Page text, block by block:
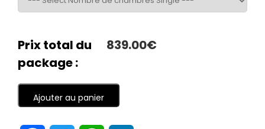
Prix total du
package :
839.00€
Ajouter au panier